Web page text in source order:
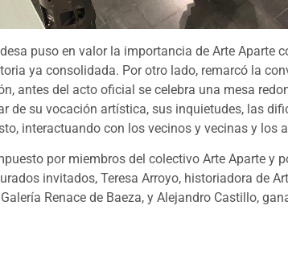
puso en valor la importancia de Arte Aparte
ya consolidada. Por otro lado, remarcó la
antes del acto oficial se celebra una mesa
de su vocación artística, sus inquietudes, las
interactuando con los vecinos y vecinas y los
por miembros del colectivo Arte Aparte y
invitados, Teresa Arroyo, historiadora de
Renace de Baeza, y Alejandro Castillo,